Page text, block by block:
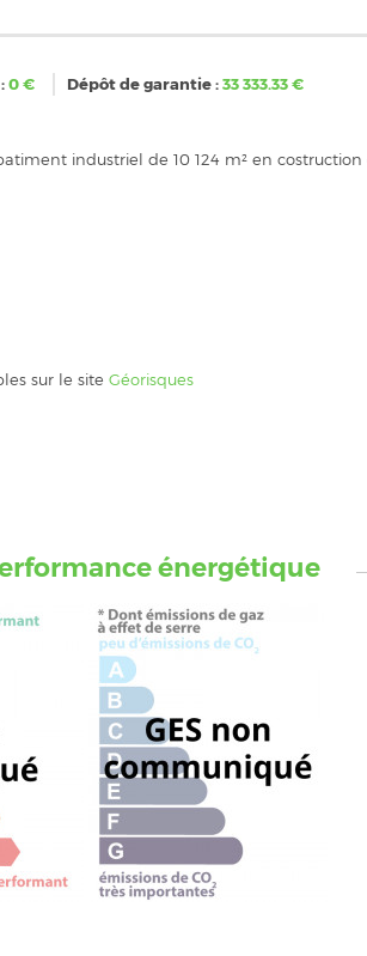
0€ Dépôt de garantie :33 333.33€
industriel de 10 124 m² en
sur le site Géorisques
énergétique